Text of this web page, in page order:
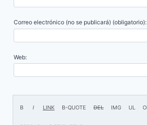
Correo electrónico (no se publicará) (obligatorio):
Web: